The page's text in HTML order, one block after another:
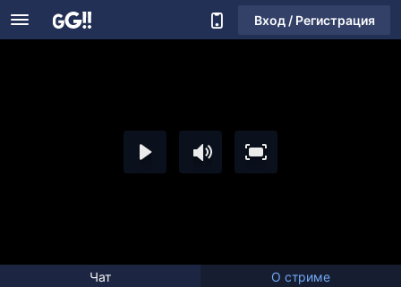
Вход / Регистрация
Чат О стриме